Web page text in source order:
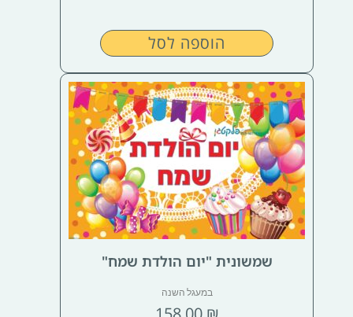
הוספה לסל
שמשונית "יום הולדת שמח"
במעגל השנה